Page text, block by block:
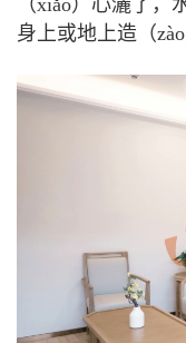
身上或地上造（